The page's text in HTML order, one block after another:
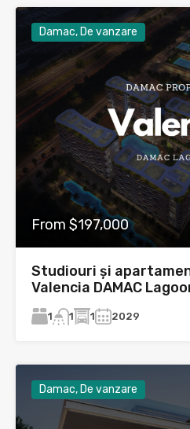
Damac, De vanzare
From $197,000
Studiouri și
Valencia DAMAC
1 1 1 2029
Damac, De vanzare